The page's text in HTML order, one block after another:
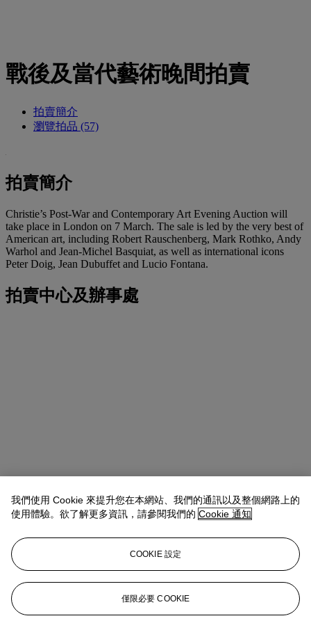
戰後及當代藝術晚間拍賣
拍賣簡介
瀏覽拍品 (57)
拍賣簡介
Christie’s Post-War and Contemporary Art Evening Auction will
take place in London on 7 March. The sale is led by the very best of
American art, including Robert Rauschenberg, Mark Rothko, Andy
Warhol and Jean-Michel Basquiat, as well as international icons
Peter Doig, Jean Dubuffet and Lucio Fontana.
拍賣中心及辦事處
地址
8 King Street St. James 's
聯絡我們
我們使用 Cookie 來提升您在本網站、我們的通訊以及整個網路上的
使用體驗。欲了解更多資訊，請參閱我們的 Cookie 通知
COOKIE 設定
僅限必要 COOKIE